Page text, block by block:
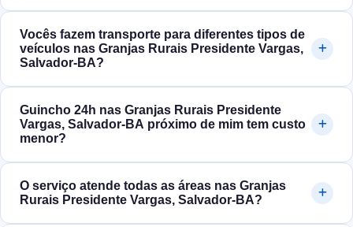
Vocês fazem transporte para diferentes tipos de
veículos nas Granjas Rurais Presidente Vargas,
Salvador‑BA?
Guincho 24h nas Granjas Rurais Presidente
Vargas, Salvador‑BA próximo de mim tem custo
menor?
O serviço atende todas as áreas nas Granjas
Rurais Presidente Vargas, Salvador‑BA?